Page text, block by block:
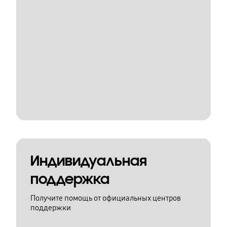
Индивидуальная
поддержка
Получите помощь от официальных центров
поддержки